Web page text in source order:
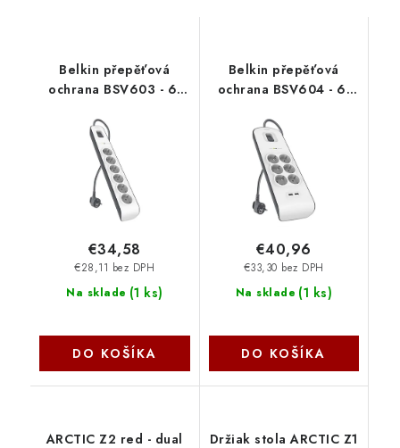
Belkin přepěťová
ochrana BSV603 - 6-
BSV603ca2M
Na sklade (1 ks)
€28,11 bez DPH
€34,58
DO KOŠÍKA
Belkin přepěťová
ochrana BSV604 - 6-
2m BSV604ca2M
Na sklade (1 ks)
€33,30 bez DPH
€40,96
DO KOŠÍKA
ARCTIC Z2 red - dual Držiak stola ARCTIC Z1